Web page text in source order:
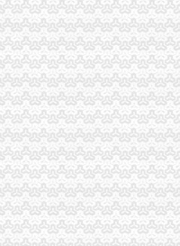
村建设
重庆市工商局副局长李晞朦以综
主战场
注销税务二季度电线电缆质量监测
业监管
行政管理局长会议精
商品质量安全责任承诺制度
单农业稳步发展
灾群众
核审质量
工作
展
分公司注销活动